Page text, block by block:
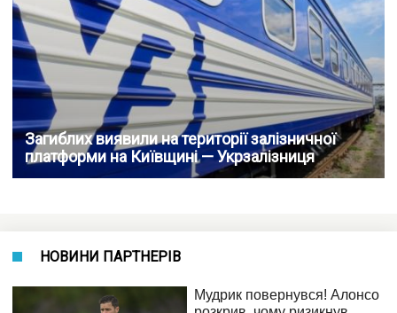
Загиблих виявили на території залізничної
платформи на Київщині — Укрзалізниця
НОВИНИ ПАРТНЕРІВ